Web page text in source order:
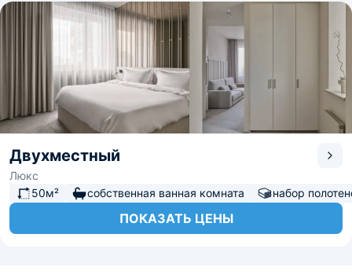
Двухместный
Люкс
50м²
собственная ванная комната набор
ПОКАЗАТЬ ЦЕНЫ